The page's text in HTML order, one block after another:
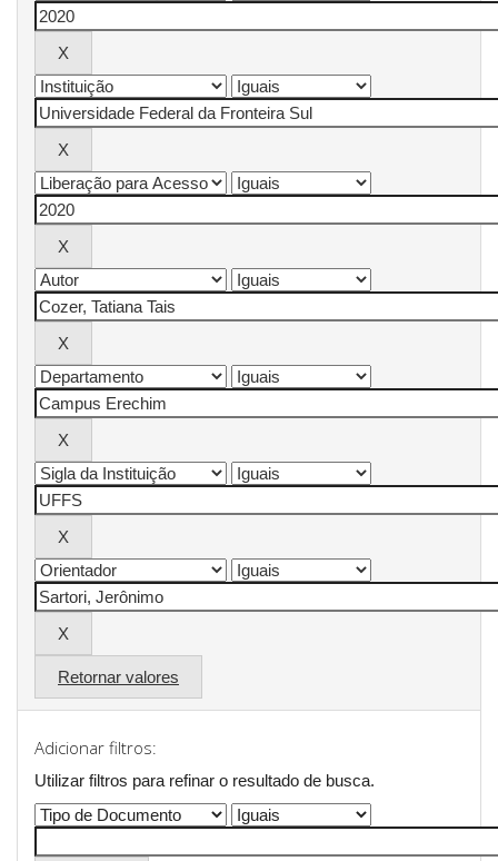
Retornar valores
Adicionar filtros:
Utilizar filtros para refinar o resultado de busca.